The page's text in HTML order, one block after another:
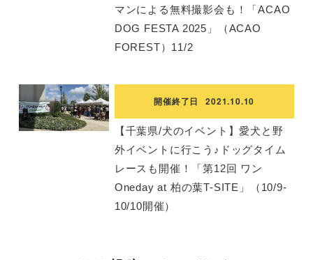
マンによる無料撮影会も！「ACAO
DOG FESTA 2025」（ACAO
FOREST）11/2
開催終了日 2021.10.10
【千葉県/犬のイベント】愛犬と野
外イベントに行こう♪ドッグタイム
レースも開催！「第12回 ワン
Oneday at 柏の葉T-SITE」（10/9-
10/10開催）